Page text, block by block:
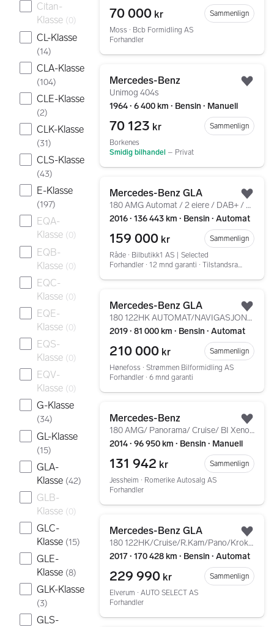
Citan-
Klasse (0)
CL-Klasse
(14)
CLA-Klasse
(104)
CLE-Klasse
(2)
CLK-Klasse
(31)
CLS-Klasse
(43)
E-Klasse
(197)
EQA-
Klasse (0)
EQB-
Klasse (0)
EQC-
Klasse (0)
EQE-
Klasse (0)
EQS-
Klasse (0)
EQV-
Klasse (0)
G-Klasse
(34)
GL-Klasse
(15)
GLA-
Klasse (42)
GLB-
Klasse (0)
GLC-
Klasse (15)
GLE-
Klasse (8)
GLK-Klasse
(3)
GLS-
70 000 kr
Sammenlign
Moss ∙ Bcb Formidling AS
Forhandler
Mercedes-Benz
Unimog 404s
1964 ∙ 6 400 km ∙ Bensin ∙ Manuell
70 123 kr
Sammenlign
Borkenes
Smidig bilhandel – Privat
Mercedes-Benz GLA
180 AMG Automat / 2 eiere / DAB+ / Kamera / Garanti ++
2016 ∙ 136 443 km ∙ Bensin ∙ Automat
159 000 kr
Sammenlign
Råde ∙ Bilbutikk1 AS | Selected
Forhandler ∙ 12 mnd garanti ∙ Tilstandsrapport
Mercedes-Benz GLA
180 122HK AUTOMAT/NAVIGASJON/CARPLAY/RYGGEKAMERA/LED
2019 ∙ 81 000 km ∙ Bensin ∙ Automat
210 000 kr
Sammenlign
Hønefoss ∙ Strømmen Bilformidling AS
Forhandler ∙ 6 mnd garanti
Mercedes-Benz
180 AMG/ Panorama/ Cruise/ BI Xenon/ SE HISTORIKK
2014 ∙ 96 950 km ∙ Bensin ∙ Manuell
131 942 kr
Sammenlign
Jessheim ∙ Romerike Autosalg AS
Forhandler
Mercedes-Benz GLA
180 122HK/Cruise/R.Kam/Pano/Krok/Keyless/LED/Delskinn
2017 ∙ 170 428 km ∙ Bensin ∙ Automat
229 990 kr
Sammenlign
Elverum ∙ AUTO SELECT AS
Forhandler